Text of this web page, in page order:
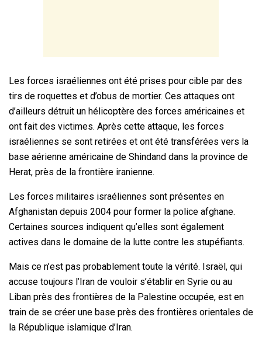
Les forces israéliennes ont été prises pour cible par des
tirs de roquettes et d’obus de mortier. Ces attaques ont
d’ailleurs détruit un hélicoptère des forces américaines et
ont fait des victimes. Après cette attaque, les forces
israéliennes se sont retirées et ont été transférées vers la
base aérienne américaine de Shindand dans la province de
Herat, près de la frontière iranienne.
Les forces militaires israéliennes sont présentes en
Afghanistan depuis 2004 pour former la police afghane.
Certaines sources indiquent qu’elles sont également
actives dans le domaine de la lutte contre les stupéfiants.
Mais ce n’est pas probablement toute la vérité. Israël, qui
accuse toujours l’Iran de vouloir s’établir en Syrie ou au
Liban près des frontières de la Palestine occupée, est en
train de se créer une base près des frontières orientales de
la République islamique d’Iran.